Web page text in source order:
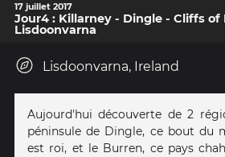
17 juillet 2017
Jour4 : Killarney - Dingle - Cliffs of
Lisdoonvarna
Lisdoonvarna, Ireland
Aujourd'hui découverte de 2
péninsule de Dingle, ce bout du
est roi, et le Burren, ce pays